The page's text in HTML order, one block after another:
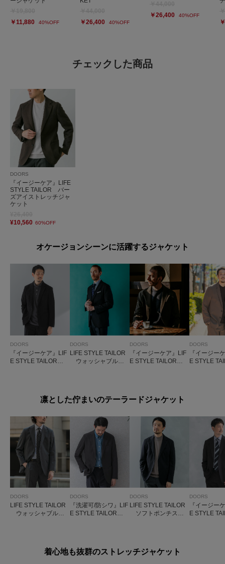
￥11,880
40%OFF
￥26,400
40%OFF
￥26,400
40%OFF
チェックした商品
DOORS
『イージーケア』LIFE
STYLE TAILOR バー
ズアイストレッチジャ
ケット
¥10,560 60%OFF
オケージョンシーンに活躍するジャケット
DOORS
『イージーケア』LIF
E STYLE TAILOR
DOORS
LIFE STYLE TAILOR
ウォッシャブルス
DOORS
『イージーケア』LIF
E STYLE TAILOR 4
DOORS
『イージー
E STYLE
凛とした佇まいのテーラードジャケット
DOORS
LIFE STYLE TAILOR
ウォッシャブルス
DOORS
『洗濯可/防シワ』LIF
E STYLE TAILOR T
DOORS
LIFE STYLE TAILOR
ソフトポンチスト
DOORS
『イージー
E STYLE
着心地も抜群のストレッチジャケット